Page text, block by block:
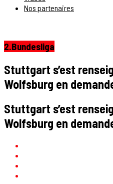
Nos partenaires
2.Bundesliga
Stuttgart s’est
Wolfsburg en
Stuttgart s’est
Wolfsburg en